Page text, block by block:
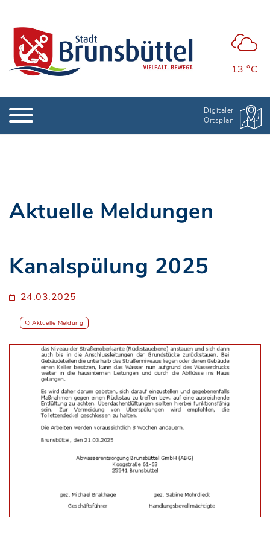
13 °C
Digitaler
Ortsplan
Aktuelle Meldungen
Kanalspülung 2025
24.03.2025
Aktuelle Meldung